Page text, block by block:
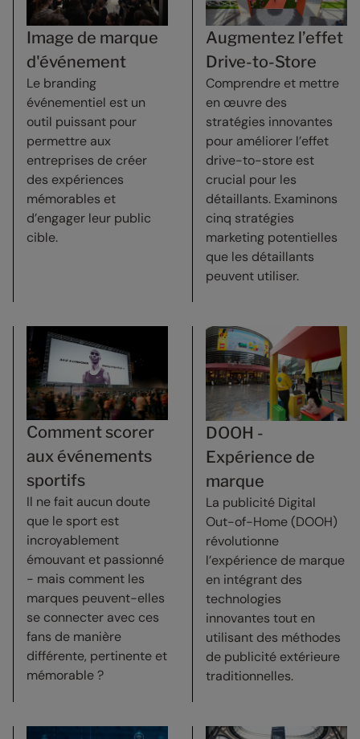
Image de marque
d'événement
Le branding
événementiel est un
outil puissant pour
permettre aux
entreprises de créer
des expériences
mémorables et
d’engager leur public
cible.
Augmentez l’effet
Drive-to-Store
Comprendre et mettre
en œuvre des
stratégies innovantes
pour améliorer l’effet
drive-to-store est
crucial pour les
détaillants. Examinons
cinq stratégies
marketing potentielles
que les détaillants
peuvent utiliser.
Comment scorer
aux événements
sportifs
Il ne fait aucun doute
que le sport est
incroyablement
émouvant et passionné
- mais comment les
marques peuvent-elles
se connecter avec ces
fans de manière
différente, pertinente et
mémorable ?
DOOH -
Expérience de
marque
La publicité Digital
Out-of-Home (DOOH)
révolutionne
l’expérience de marque
en intégrant des
technologies
innovantes tout en
utilisant des méthodes
de publicité extérieure
traditionnelles.